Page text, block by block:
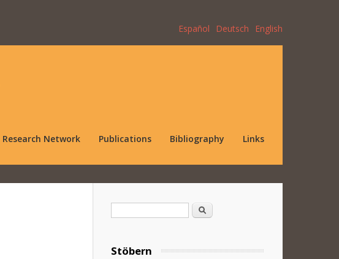
Español Deutsch English
Research Network Publications Bibliography Links
Search
Stöbern